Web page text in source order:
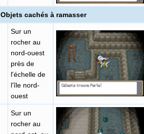
Objets cachés à ramasser
Sur un
rocher au
nord-ouest
près de
l'échelle de
l'île nord-
ouest
Sur un
rocher au